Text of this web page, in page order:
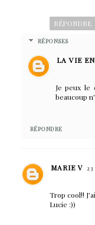
RÉPONDRE
RÉPONSES
LA VIE
Je peux le
beaucoup
RÉPONDRE
MARIE V
Trop cool!!
Lucie :))